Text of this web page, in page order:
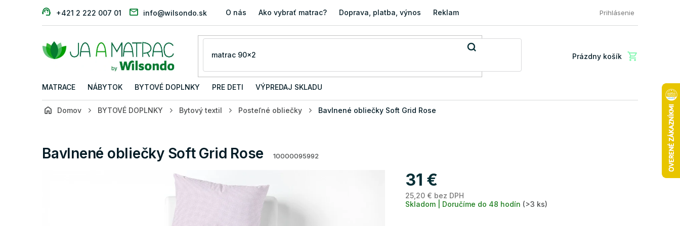
+421 2 222 007 01 info@wilsondo.sk O nás Ako vybrať matrac? Doprava, platba, výnos Reklamácia a vrátenie tovaru FAQ: Najčastejšie otázky zákazníkov
Prihlásenie
Nákupný
Prázdny košík
MATRACE NÁBYTOK BYTOVÉ DOPLNKY PRE DETI VÝPREDAJ SKLADU
Domov BYTOVÉ DOPLNKY Bytový textil Posteľné obliečky Bavlnené obliečky Soft Grid Rose
Bavlnené obliečky Soft Grid Rose 10000095992
31 €
25,20 € bez DPH
Skladom | Doručíme do 48 hodín (>3 ks)